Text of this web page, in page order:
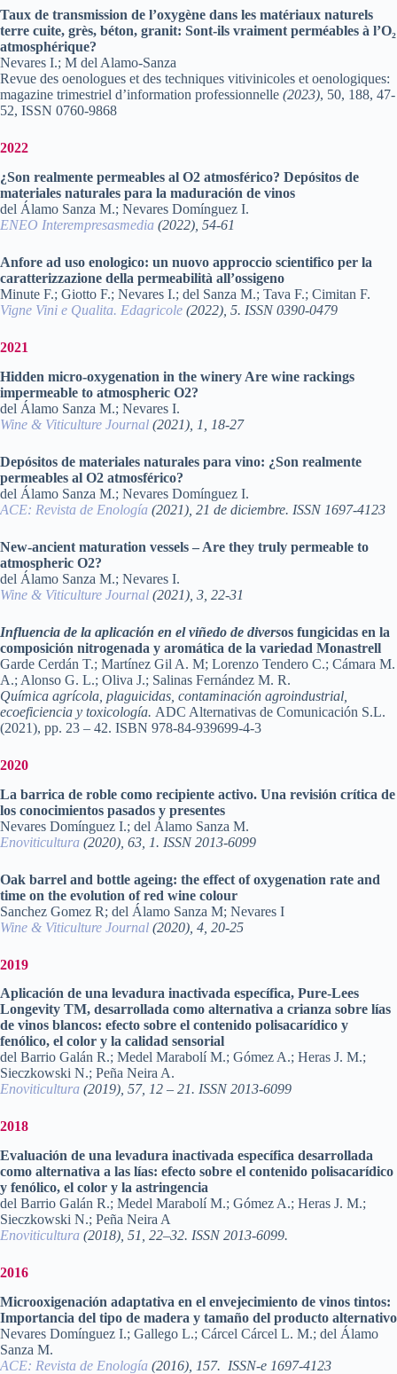
Taux de transmission de l’oxygène dans les matériaux naturels
terre cuite, grès, béton, granit: Sont-ils vraiment perméables à l’O₂
atmosphérique?
Nevares I.; M del Alamo-Sanza
Revue des oenologues et des techniques vitivinicoles et oenologiques:
magazine trimestriel d’information professionnelle (2023), 50, 188, 47-
52, ISSN 0760-9868
2022
¿Son realmente permeables al O2 atmosférico? Depósitos de
materiales naturales para la maduración de vinos
del Álamo Sanza M.; Nevares Domínguez I.
ENEO Interempresasmedia (2022), 54-61
Anfore ad uso enologico: un nuovo approccio scientifico per la
caratterizzazione della permeabilità all’ossigeno
Minute F.; Giotto F.; Nevares I.; del Sanza M.; Tava F.; Cimitan F.
Vigne Vini e Qualita. Edagricole (2022), 5. ISSN 0390-0479
2021
Hidden micro-oxygenation in the winery Are wine rackings
impermeable to atmospheric O2?
del Álamo Sanza M.; Nevares I.
Wine & Viticulture Journal (2021), 1, 18-27
Depósitos de materiales naturales para vino: ¿Son realmente
permeables al O2 atmosférico?
del Álamo Sanza M.; Nevares Domínguez I.
ACE: Revista de Enología (2021), 21 de diciembre. ISSN 1697-4123
New-ancient maturation vessels – Are they truly permeable to
atmospheric O2?
del Álamo Sanza M.; Nevares I.
Wine & Viticulture Journal (2021), 3, 22-31
Influencia de la aplicación en el viñedo de diversos fungicidas en la
composición nitrogenada y aromática de la variedad Monastrell
Garde Cerdán T.; Martínez Gil A. M; Lorenzo Tendero C.; Cámara M.
A.; Alonso G. L.; Oliva J.; Salinas Fernández M. R.
Química agrícola, plaguicidas, contaminación agroindustrial,
ecoeficiencia y toxicología. ADC Alternativas de Comunicación S.L.
(2021), pp. 23 – 42. ISBN 978-84-939699-4-3
2020
La barrica de roble como recipiente activo. Una revisión crítica de
los conocimientos pasados y presentes
Nevares Domínguez I.; del Álamo Sanza M.
Enoviticultura (2020), 63, 1. ISSN 2013-6099
Oak barrel and bottle ageing: the effect of oxygenation rate and
time on the evolution of red wine colour
Sanchez Gomez R; del Álamo Sanza M; Nevares I
Wine & Viticulture Journal (2020), 4, 20-25
2019
Aplicación de una levadura inactivada específica, Pure-Lees
Longevity TM, desarrollada como alternativa a crianza sobre lías
de vinos blancos: efecto sobre el contenido polisacarídico y
fenólico, el color y la calidad sensorial
del Barrio Galán R.; Medel Marabolí M.; Gómez A.; Heras J. M.;
Sieczkowski N.; Peña Neira A.
Enoviticultura (2019), 57, 12 – 21. ISSN 2013-6099
2018
Evaluación de una levadura inactivada específica desarrollada
como alternativa a las lías: efecto sobre el contenido polisacarídico
y fenólico, el color y la astringencia
del Barrio Galán R.; Medel Marabolí M.; Gómez A.; Heras J. M.;
Sieczkowski N.; Peña Neira A
Enoviticultura (2018), 51, 22–32. ISSN 2013-6099.
2016
Microoxigenación adaptativa en el envejecimiento de vinos tintos:
Importancia del tipo de madera y tamaño del producto alternativo
Nevares Domínguez I.; Gallego L.; Cárcel Cárcel L. M.; del Álamo
Sanza M.
ACE: Revista de Enología (2016), 157. ISSN-e 1697-4123